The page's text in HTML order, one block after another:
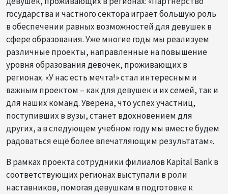
государства и частного сектора играет большую роль
в обеспечении равных возможностей для девушек в
сфере образования. Уже многие годы мы реализуем
различные проекты, направленные на повышение
уровня образования девочек, проживающих в
регионах. «У нас есть мечта!» стал интересным и
важным проектом – как для девушек и их семей, так и
для наших команд. Уверена, что успех участниц,
поступивших в вузы, станет вдохновением для
других, а в следующем учебном году мы вместе будем
радоваться ещё более впечатляющим результатам».
В рамках проекта сотрудники филиалов Kapital Bank в
соответствующих регионах выступали в роли
наставников, помогая девушкам в подготовке к